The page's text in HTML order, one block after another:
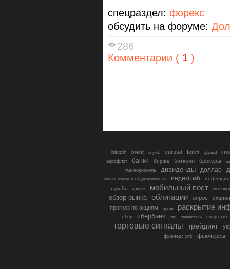
спецраздел: форекс
обсудить на форуме:
286
Комментарии ( 1 )
bitcoin brent cnyrub eurusd forex gbpusd
аэрофлот банки биржа биткоин брокеры
гмк норникель
дивиденды доллар
инвестиции в недвижимость индекс мб
инфляция
лукойл
магнит мобильный пост
обзор рынка облигации опрос
прогноз по акциям путин раскрытие
сбер сбербанк сво северсталь смартлаб
торговые сигналы трейдинг
фьючерс ртс фьючерсы